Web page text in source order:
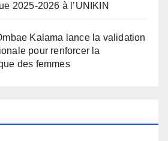
2025-2026 à l’UNIKIN
Kalama lance la validation
pour renforcer la
des femmes